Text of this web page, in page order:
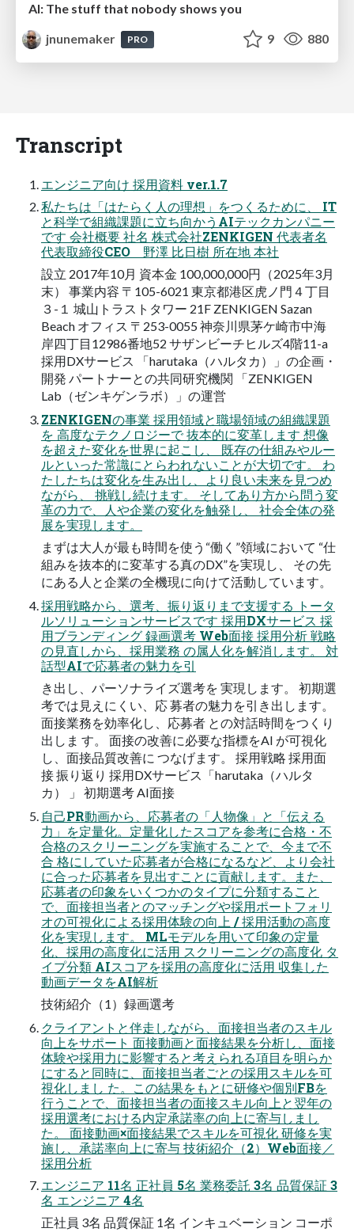
AI: The stuff that nobody shows you
jnunemaker
PRO 9 880
Transcript
エンジニア向け 採用資料 ver.1.7
私たちは「はたらく人の理想」をつくるために、 IT
と科学で組織課題に立ち向かうAIテックカンパニー
です 会社概要 社名 株式会社ZENKIGEN 代表者名
代表取締役CEO 野澤 比日樹 所在地 本社
設立 2017年10月 資本金 100,000,000円（2025年3月
末） 事業内容 〒105-6021 東京都港区虎ノ門４丁目
３-１ 城山トラストタワー 21F ZENKIGEN Sazan
Beach オフィス 〒253-0055 神奈川県茅ケ崎市中海
岸四丁目12986番地52 サザンビーチヒルズ4階11-a
採用DXサービス 「harutaka（ハルタカ）」の企画・
開発 パートナーとの共同研究機関 「ZENKIGEN
Lab（ゼンキゲンラボ）」の運営
ZENKIGENの事業 採用領域と職場領域の組織課題
を 高度なテクノロジーで 抜本的に変革します 想像
を超えた変化を世界に起こし、 既存の仕組みやルー
ルといった常識にとらわれないことが大切です。 わ
たしたちは変化を生み出し、より良い未来を見つめ
ながら、 挑戦し続けます。 そしてあり方から問う変
革の力で、人や企業の変化を触発し、 社会全体の発
展を実現します。
まずは大人が最も時間を使う“働く”領域において “仕
組みを抜本的に変革する真のDX”を実現し、 その先
にある人と企業の全機現に向けて活動しています。
採用戦略から、選考、振り返りまで支援する トータ
ルソリューションサービスです 採用DXサービス 採
用ブランディング 録画選考 Web面接 採用分析 戦略
の見直しから、採用業務 の属人化を解消します。 対
話型AIで応募者の魅力を引
き出し、パーソナライズ選考を 実現します。 初期選
考では見えにくい、応 募者の魅力を引き出します。
面接業務を効率化し、応募者 との対話時間をつくり
出しま す。 面接の改善に必要な指標をAI が可視化
し、面接品質改善に つなげます。 採用戦略 採用面
接 振り返り 採用DXサービス「harutaka（ハルタ
カ） 」 初期選考 AI面接
自己PR動画から、応募者の「人物像」と「伝える
力」を定量化。定量化したスコアを参考に合格・不
合格のスクリーニングを実施することで、今まで不
合 格にしていた応募者が合格になるなど、より会社
に合った応募者を見出すことに貢献します。また、
応募者の印象をいくつかのタイプに分類すること
で、面接担当者とのマッチングや採用ポートフォリ
オの可視化による採用体験の向上 / 採用活動の高度
化を実現します。 MLモデルを用いて印象の定量
化、採用の高度化に活用 スクリーニングの高度化 タ
イプ分類 AIスコアを採用の高度化に活用 収集した
動画データをAI解析
技術紹介（1）録画選考
クライアントと伴走しながら、面接担当者のスキル
向上をサポート 面接動画と面接結果を分析し、面接
体験や採用力に影響すると考えられる項目を明らか
にすると同時に、面接担当者ごとの採用スキルを可
視化しまし た。この結果をもとに研修や個別FBを
行うことで、面接担当者の面接スキル向上と翌年の
採用選考における内定承諾率の向上に寄与しまし
た。 面接動画×面接結果でスキルを可視化 研修を実
施し、承諾率向上に寄与 技術紹介（2）Web面接／
採用分析
エンジニア 11名 正社員 5名 業務委託 3名 品質保証 3
名 エンジニア 4名
正社員 3名 品質保証 1名 インキュベーション コーポ